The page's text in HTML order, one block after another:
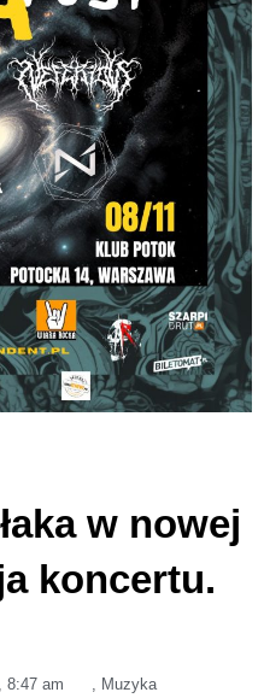
w nowej
koncertu.
, 8:47 am , Muzyka